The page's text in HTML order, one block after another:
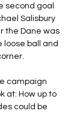
second goal
Salisbury
the Dane was
loose ball and
campaign
at: How up to
could be